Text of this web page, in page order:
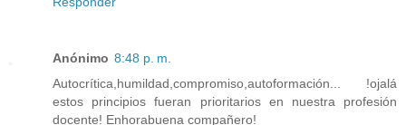
Anónimo 8:48 p. m.
Autocrítica,humildad,compromiso,autoformación... !ojalá
estos principios fueran prioritarios en nuestra profesión
docente! Enhorabuena compañero!